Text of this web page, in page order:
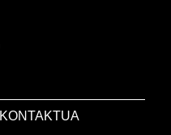
KONTAKTUA